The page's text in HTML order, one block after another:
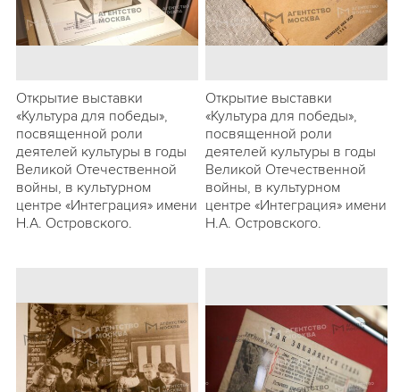
Открытие выставки
«Культура для победы»,
посвященной роли
деятелей культуры в годы
Великой Отечественной
войны, в культурном
центре «Интеграция» имени
Н.А. Островского.
Открытие выставки
«Культура для победы»,
посвященной роли
деятелей культуры в годы
Великой Отечественной
войны, в культурном
центре «Интеграция» имени
Н.А. Островского.